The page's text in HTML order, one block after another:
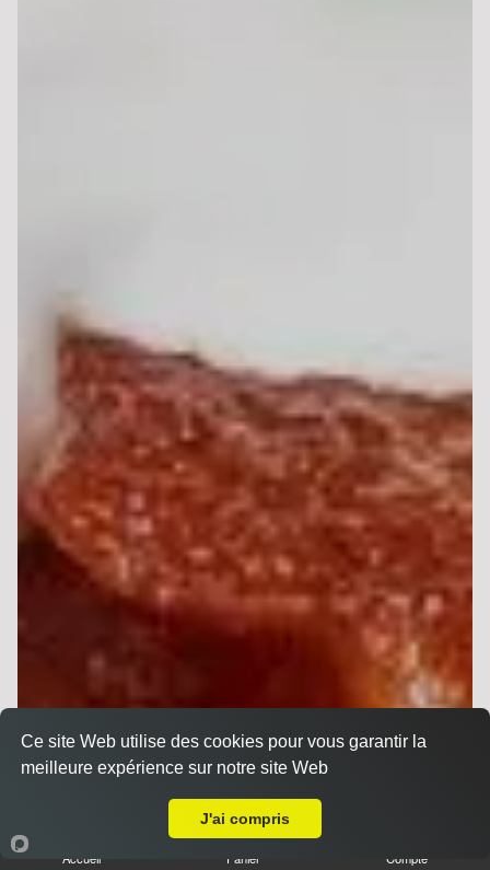
Accueil Panier Compte
Ce site Web utilise des cookies pour vous garantir la
meilleure expérience sur notre site Web
J'ai compris